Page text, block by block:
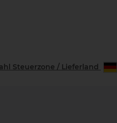
Steuerzone / Lieferland